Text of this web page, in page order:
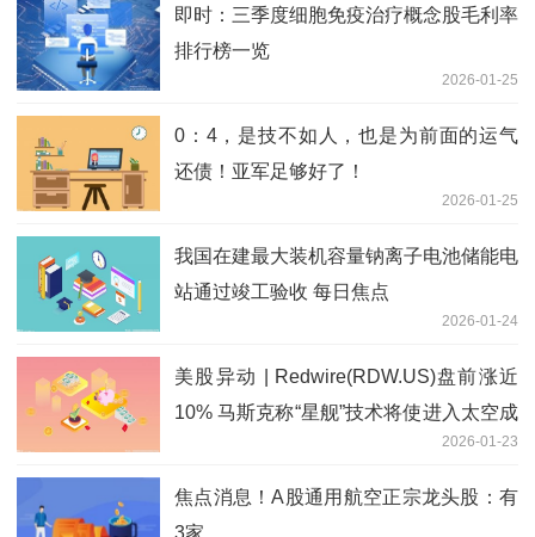
即时：三季度细胞免疫治疗概念股毛利率
排行榜一览
2026-01-25
0：4，是技不如人，也是为前面的运气
还债！亚军足够好了！
2026-01-25
我国在建最大装机容量钠离子电池储能电
站通过竣工验收 每日焦点
2026-01-24
美股异动 | Redwire(RDW.US)盘前涨近
10% 马斯克称“星舰”技术将使进入太空成
2026-01-23
焦点消息！A股通用航空正宗龙头股：有